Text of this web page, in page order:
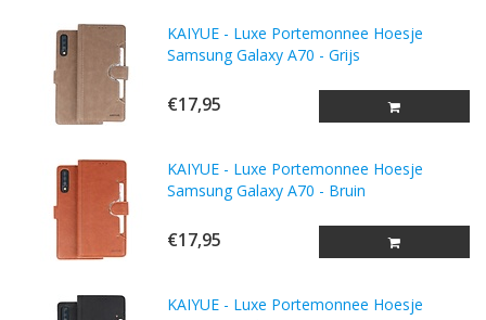
KAIYUE - Luxe Portemonnee Hoesje
Samsung Galaxy A70 - Grijs
€17,95
KAIYUE - Luxe Portemonnee Hoesje
Samsung Galaxy A70 - Bruin
€17,95
KAIYUE - Luxe Portemonnee Hoesje